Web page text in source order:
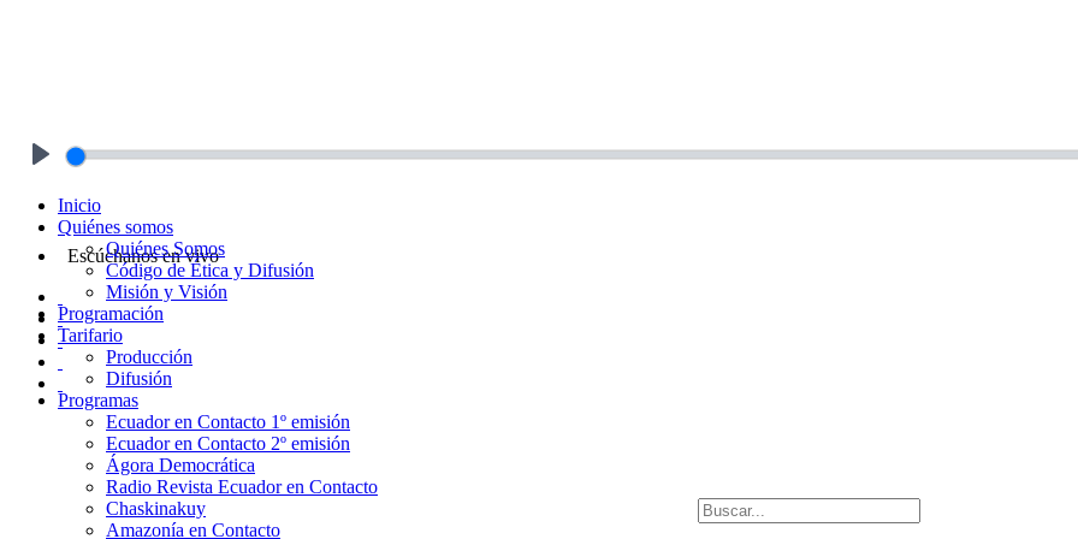
Escúchanos en vivo
Inicio
Quiénes somos
Quiénes Somos
Código de Ética y Difusión
Misión y Visión
Programación
Tarifario
Producción
Difusión
Programas
Ecuador en Contacto 1º emisión
Ecuador en Contacto 2º emisión
Ágora Democrática
Radio Revista Ecuador en Contacto
Chaskinakuy
Amazonía en Contacto